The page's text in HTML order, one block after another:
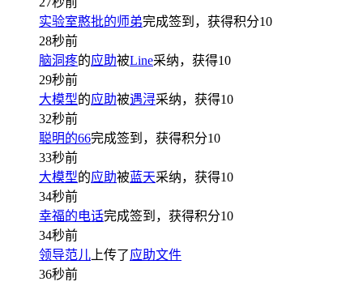
实验室憨批的师弟完成签到，获得积分10
28秒前
脑洞疼的应助被Line采纳，获得10
29秒前
大模型的应助被遇浔采纳，获得10
32秒前
聪明的66完成签到，获得积分10
33秒前
大模型的应助被蓝天采纳，获得10
34秒前
幸福的电话完成签到，获得积分10
34秒前
领导范儿 上传了应助文件
36秒前